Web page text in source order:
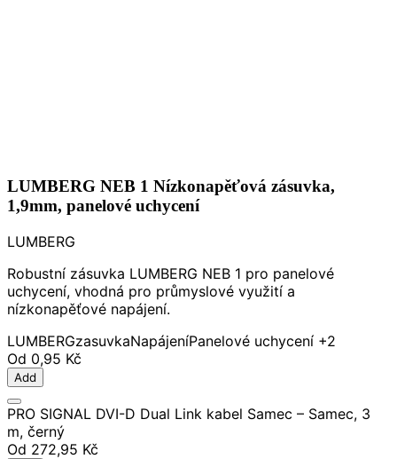
LUMBERG NEB 1 Nízkonapěťová zásuvka,
1,9mm, panelové uchycení
LUMBERG
Robustní zásuvka LUMBERG NEB 1 pro panelové
uchycení, vhodná pro průmyslové využití a
nízkonapěťové napájení.
LUMBERGzasuvkaNapájeníPanelové uchycení +2
Od 0,95 Kč
Add
PRO SIGNAL DVI-D Dual Link kabel Samec – Samec, 3
m, černý
Od 272,95 Kč